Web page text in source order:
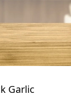
Garlic